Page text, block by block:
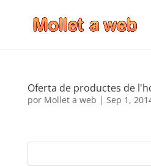
Oferta de productes de
por Mollet a web | Sep 1,